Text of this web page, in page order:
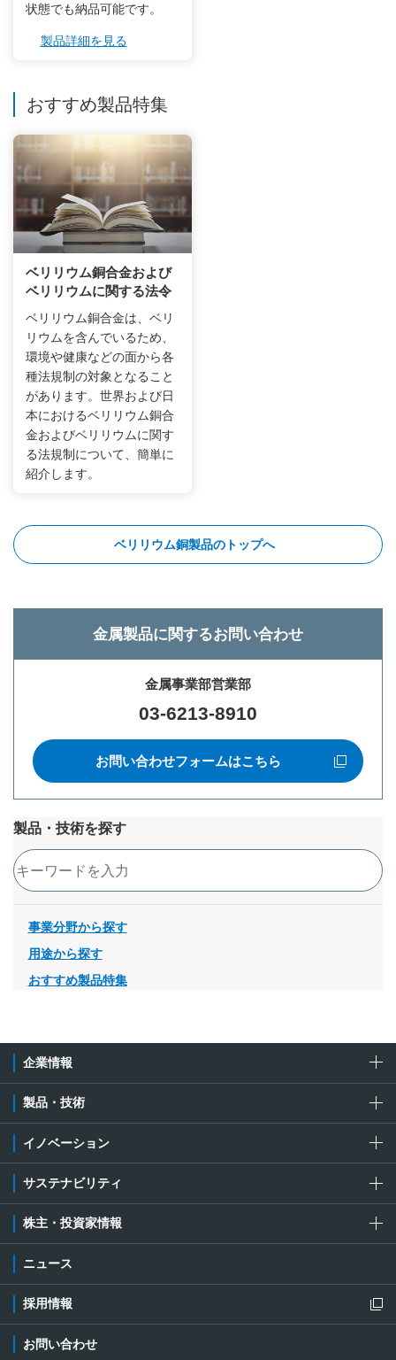
状態でも納品可能です。
製品詳細を見る
おすすめ製品特集
ベリリウム銅合金および
ベリリウムに関する法令
ベリリウム銅合金は、ベリ
リウムを含んでいるため、
環境や健康などの面から各
種法規制の対象となること
があります。世界および日
本におけるベリリウム銅合
金およびベリリウムに関す
る法規制について、簡単に
紹介します。
ベリリウム銅製品のトップへ
金属製品に関するお問い合わせ
金属事業部営業部
03-6213-8910
お問い合わせフォームはこちら
新規ウィンドウを開きます
製品・技術を探す
事業分野から探す
用途から探す
おすすめ製品特集
企業情報
製品・技術
イノベーション
サステナビリティ
株主・投資家情報
ニュース
採用情報
新規ウィンドウを開きます
お問い合わせ